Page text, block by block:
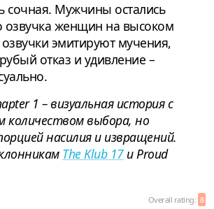
сочная. Мужчины остались
озвучка женщин на высоком
эмитируют мучения,
отказ и удивление –
1 – визуальная история с
количеством выбора, но
насилия и извращений.
The Klub 17и Proud
Overall rating: 8